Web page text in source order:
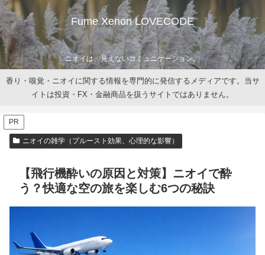
Fume Xenon LOVECODE
ニオイは、見えないコミュニケーション。
香り・嗅覚・ニオイに関する情報を専門的に発信するメディアです。当サ
イトは投資・FX・金融商品を扱うサイトではありません。
PR
ニオイの雑学（プルースト効果、心理的な影響）
【飛行機酔いの原因と対策】ニオイで酔
う？快適な空の旅を楽しむ6つの秘訣